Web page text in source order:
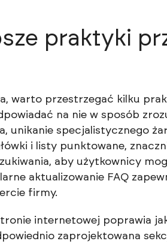
praktyki
warto przestrzegać kilku
na nie w sposób
unikanie specjalistycznego
i listy punktowane,
aby użytkownicy
aktualizowanie FAQ
firmy.
internetowej poprawia
zaprojektowana